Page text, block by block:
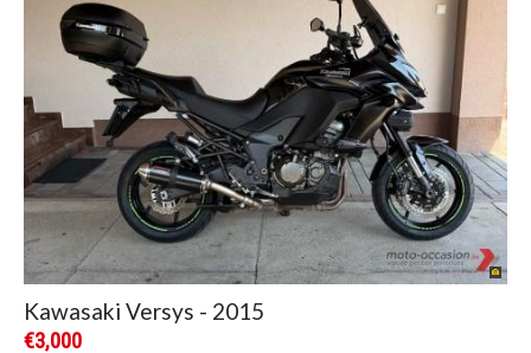
Kawasaki Versys - 2015
€3,000